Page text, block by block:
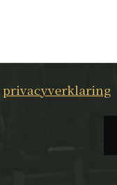
privacyverklaring